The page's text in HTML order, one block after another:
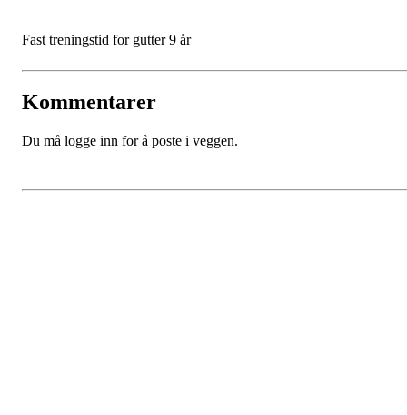
Fast treningstid for gutter 9 år
Kommentarer
Du må logge inn for å poste i veggen.